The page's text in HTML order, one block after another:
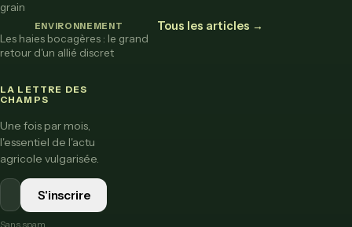
grain
ENVIRONNEMENT
Les haies bocagères : le grand
retour d'un allié discret
Tous les articles →
LA LETTRE DES
CHAMPS
Une fois par mois,
l'essentiel de l'actu
agricole vulgarisée.
S'inscrire
Sans spam.